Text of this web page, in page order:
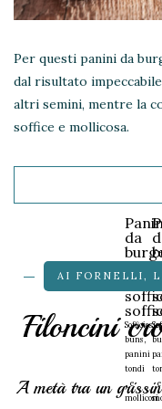
Per questi panini da
dal risultato
altri semini, mentre la
soffice e mollicosa.
da
al
buns,
panini
tondi
e
mollicosi
e
AI FORNELLI,
Filoncini
A metà tra un